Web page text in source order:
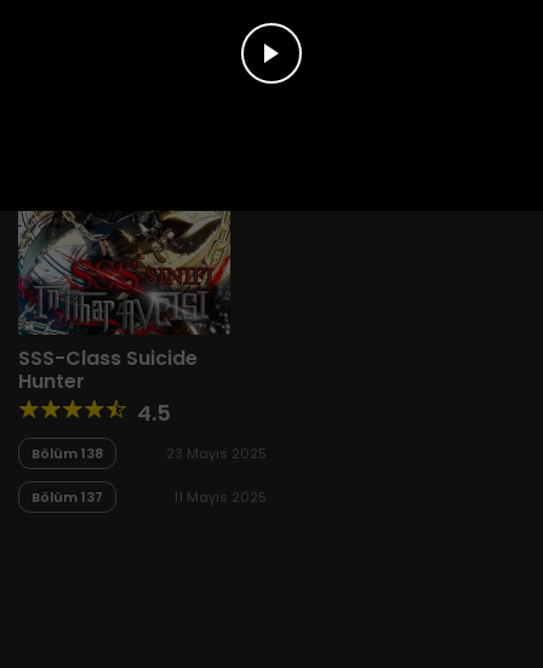
SSS-Class Suicide
Hunter
4.5
Bölüm 138 23 Mayıs 2025
Bölüm 137 11 Mayıs 2025